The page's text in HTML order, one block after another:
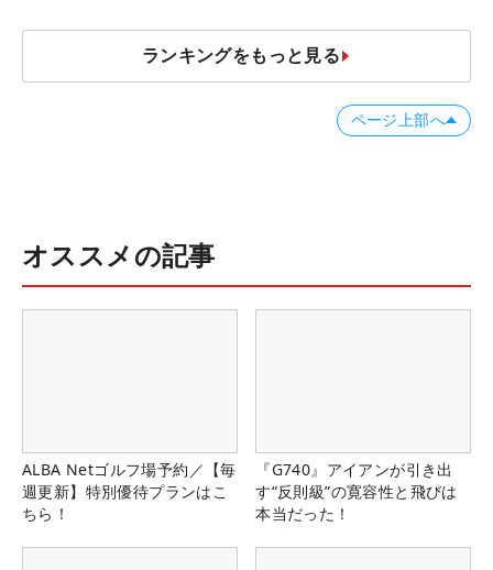
ランキングをもっと見る
ページ上部へ
オススメの記事
ALBA Netゴルフ場予約／【毎
週更新】特別優待プランはこ
ちら！
『G740』アイアンが引き出
す“反則級”の寛容性と飛びは
本当だった！